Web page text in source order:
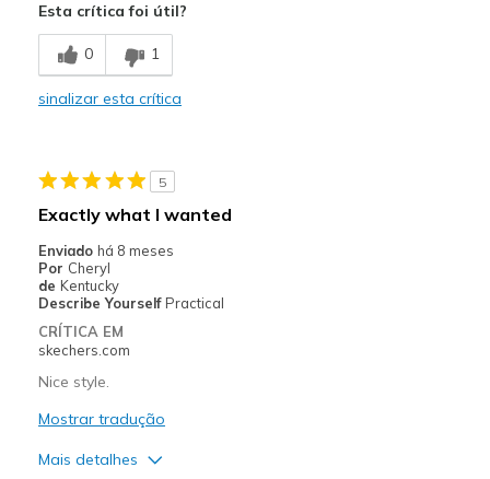
Durable
Stylish
Going Out
Width
Sizing
View On Shoes
Shoes are for Wearing
Esta crítica foi útil?
0 1
sinalizar esta crítica
5
Exactly what I wanted
Enviado há 8 meses
Por Cheryl
de Kentucky
Describe Yourself Practical
CRÍTICA EM
skechers.com
Nice style.
Mostrar tradução
Mais detalhes